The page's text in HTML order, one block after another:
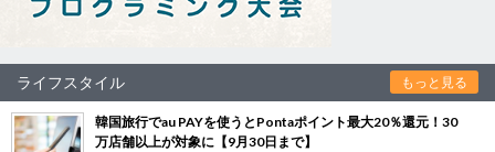
ライフスタイル もっと見る
韓国旅行でau PAYを使うとPontaポイント最大20％還元！30
万店舗以上が対象に【9月30日まで】